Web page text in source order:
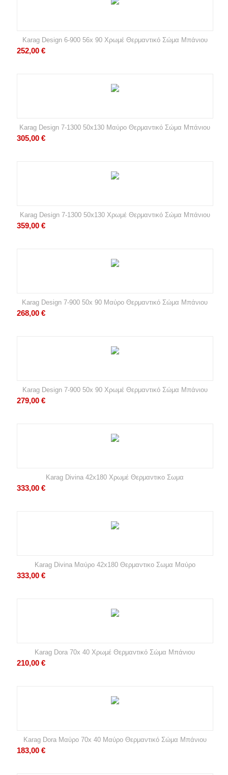
Karag Design 6-900 56x 90 Χρωμέ Θερμαντικό Σώμα Μπάνιου
252,00 €
Karag Design 7-1300 50x130 Μαύρο Θερμαντικό Σώμα Μπάνιου
305,00 €
Karag Design 7-1300 50x130 Χρωμέ Θερμαντικό Σώμα Μπάνιου
359,00 €
Karag Design 7-900 50x 90 Μαύρο Θερμαντικό Σώμα Μπάνιου
268,00 €
Karag Design 7-900 50x 90 Χρωμέ Θερμαντικό Σώμα Μπάνιου
279,00 €
Karag Divina 42x180 Χρωμέ Θερμαντικο Σωμα
333,00 €
Karag Divina Μαύρο 42x180 Θερμαντικο Σωμα Μαύρο
333,00 €
Karag Dora 70x 40 Χρωμέ Θερμαντικό Σώμα Μπάνιου
210,00 €
Karag Dora Μαύρο 70x 40 Μαύρο Θερμαντικό Σώμα Μπάνιου
183,00 €